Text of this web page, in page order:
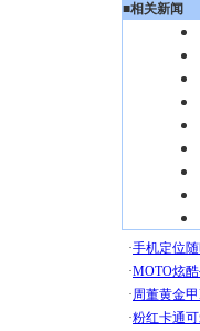
■相关新闻